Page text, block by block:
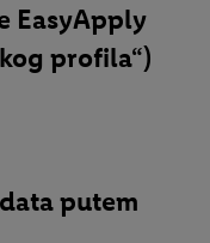
EasyApply
profila“)
putem